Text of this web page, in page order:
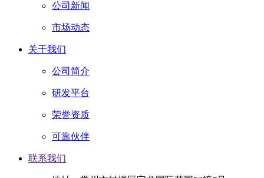
公司新闻
市场动态
关于我们
公司简介
研发平台
荣誉资质
可靠伙伴
联系我们